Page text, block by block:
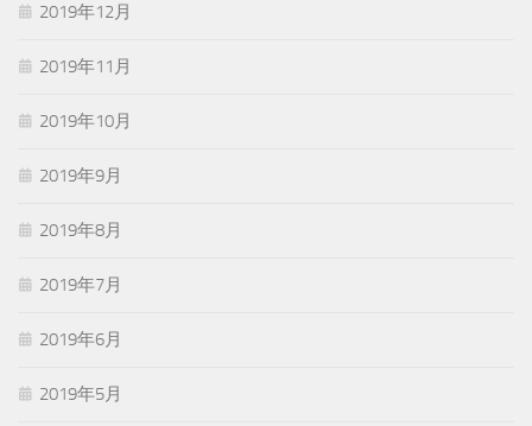
2019年12月
2019年11月
2019年10月
2019年9月
2019年8月
2019年7月
2019年6月
2019年5月